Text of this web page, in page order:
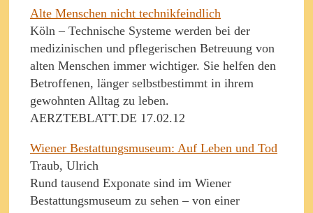
Alte Menschen nicht technikfeindlich
Köln – Technische Systeme werden bei der
medizinischen und pflegerischen Betreuung von
alten Menschen immer wichtiger. Sie helfen den
Betroffenen, länger selbstbestimmt in ihrem
gewohnten Alltag zu leben.
AERZTEBLATT.DE 17.02.12
Wiener Bestattungsmuseum: Auf Leben und Tod
Traub, Ulrich
Rund tausend Exponate sind im Wiener
Bestattungsmuseum zu sehen – von einer